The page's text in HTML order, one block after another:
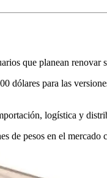
que planean renovar
dólares para las
logística y
de pesos en el mercado